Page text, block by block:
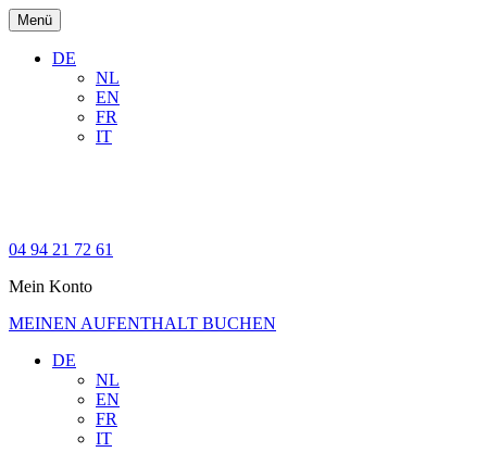
Menü
DE
NL
EN
FR
IT
04 94 21 72 61
Mein Konto
MEINEN AUFENTHALT BUCHEN
DE
NL
EN
FR
IT